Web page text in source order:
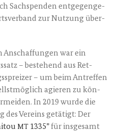
Sach­spen­den ent­ge­gen­ge­
zur Nut­zung über­
Anschaf­fun­gen war ein
– bestehend aus Ret­
– um beim Antref­fen
agie­ren zu kön­
In 2019 wur­de die
des Ver­eins getä­tigt: Der
MT1335”für ins­ge­samt